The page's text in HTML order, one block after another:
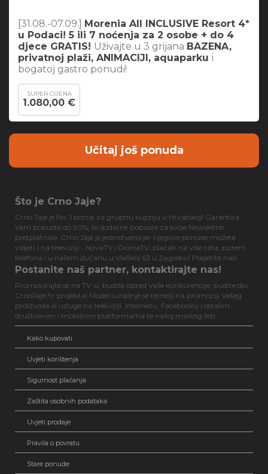
[31.08.-07.09.]
Morenia All INCLUSIVE Resort 4*
u Podaci! 5 ili 7 noćenja za 2 osobe + do 4
djece GRATIS! Uživajte u 3 grijana BAZENA,
privatnoj plaži, ANIMACIJI, aquaparku i
bogatoj gastro ponudi!
SUPER CIJENA
1.080,00 €
Učitaj još ponuda
Što je Crno Jaje?
Crno Jaje je No. 1 portal za grupnu kupnju u Hrvatskoj! Garantira
Vam popuste do 90%, te dodatne popuste za svoje Newsletter
pretplatnike. Crno Jaje je jedinstveno jer njegove ponude možete
vidjeti i na televiziji - NovaTV i DomaTV, plaćati na više rata, putem
telefona i u našem dućanu u Vlaškoj 63 u Zagrebu! Posjetite nas!
Postanite naš partner, kontaktirajte nas!
Promovirajte se na TV-u, budite ispred Vaše konkurencije, budite dio
CrnoJaje.hr projekta! Model suradnje se temelji na promociji Vašeg
proizvoda ili usluge na televiziji, internetu, Facebooku i ostalim
društvenim i mobilnim platformama te našoj mailing listi...
Kako kupovati
Uvjeti korištenja
Sigurnost plaćanja
Zaštita osobnih podataka
Uvjeti prodaje
Pravila o povratu
Stare ponude